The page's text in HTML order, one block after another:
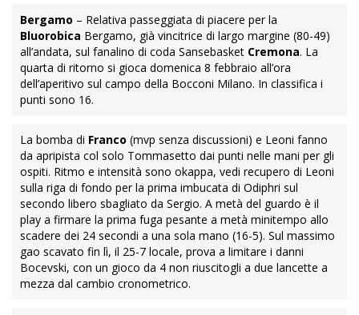
Bergamo – Relativa passeggiata di piacere per la
Bluorobica Bergamo, già vincitrice di largo margine (80-49)
all’andata, sul fanalino di coda Sansebasket Cremona. La
quarta di ritorno si gioca domenica 8 febbraio all’ora
dell’aperitivo sul campo della Bocconi Milano. In classifica i
punti sono 16.
La bomba di Franco (mvp senza discussioni) e Leoni fanno
da apripista col solo Tommasetto dai punti nelle mani per gli
ospiti. Ritmo e intensità sono okappa, vedi recupero di Leoni
sulla riga di fondo per la prima imbucata di Odiphri sul
secondo libero sbagliato da Sergio. A metà del guardo è il
play a firmare la prima fuga pesante a metà minitempo allo
scadere dei 24 secondi a una sola mano (16-5). Sul massimo
gao scavato fin lì, il 25-7 locale, prova a limitare i danni
Bocevski, con un gioco da 4 non riuscitogli a due lancette a
mezza dal cambio cronometrico.